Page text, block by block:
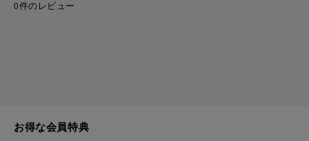
0件のレビュー
お得な会員特典